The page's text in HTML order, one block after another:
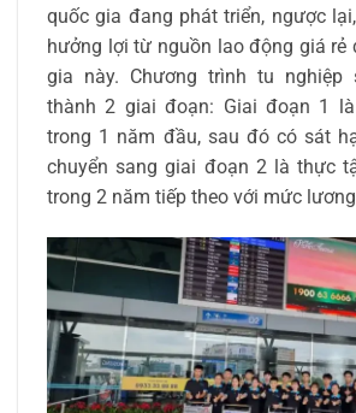
quốc gia đang phát triển, ngược
hưởng lợi từ nguồn lao động giá rẻ
gia này. Chương trình tu nghiệp
thành 2 giai đoạn: Giai đoạn 1
trong 1 năm đầu, sau đó có sát
chuyển sang giai đoạn 2 là thực
trong 2 năm tiếp theo với mức